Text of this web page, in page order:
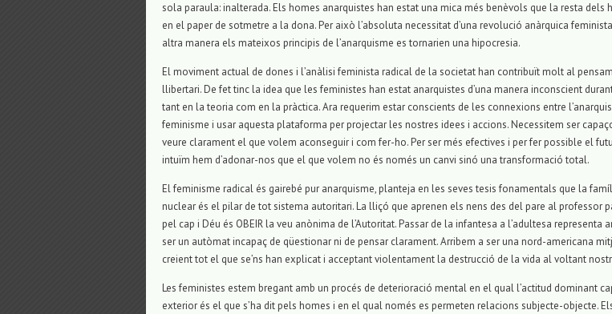
sola paraula: inalterada. Els homes anarquistes han estat una mica més benèvols que la resta dels
en el paper de sotmetre a la dona. Per això l’absoluta necessitat d’una revolució anàrquica
altra manera els mateixos principis de l’anarquisme es tornarien una hipocresia.
El moviment actual de dones i l’anàlisi feminista radical de la societat han contribuït molt al
llibertari. De fet tinc la idea que les feministes han estat anarquistes d’una manera inconscient
tant en la teoria com en la pràctica. Ara requerim estar conscients de les connexions entre
feminisme i usar aquesta plataforma per projectar les nostres idees i accions. Necessitem ser
veure clarament el que volem aconseguir i com fer-ho. Per ser més efectives i per fer possible el
intuïm hem d’adonar-nos que el que volem no és només un canvi sinó una transformació total.
El feminisme radical és gairebé pur anarquisme, planteja en les seves tesis fonamentals que la
nuclear és el pilar de tot sistema autoritari. La lliçó que aprenen els nens des del pare al professor
pel cap i Déu és OBEIR la veu anònima de l’Autoritat. Passar de la infantesa a l’adultesa representa
ser un autòmat incapaç de qüestionar ni de pensar clarament. Arribem a ser una nord-americana
creient tot el que se’ns han explicat i acceptant violentament la destrucció de la vida al voltant
Les feministes estem bregant amb un procés de deterioració mental en el qual l’actitud dominant
exterior és el que s’ha dit pels homes i en el qual només es permeten relacions subjecte-objecte.